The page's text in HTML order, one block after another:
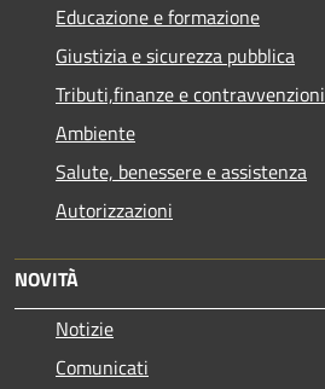
Educazione e formazione
Giustizia e sicurezza pubblica
Tributi,finanze e contravvenzioni
Ambiente
Salute, benessere e assistenza
Autorizzazioni
NOVITÀ
Notizie
Comunicati